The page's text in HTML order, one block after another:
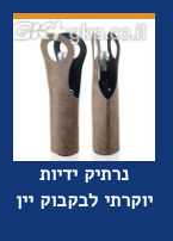
נרתיק ידיות
יוקרתי לבקבוק יין